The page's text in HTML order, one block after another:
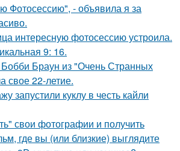
Фотосессию", - объявила я за
интересную фотосессию устроила.
9: 16.
Браун из "Очень Странных
свое 22-летие.
запустили куклу в честь кайли
свои фотографии и получить
где вы (или близкие) выглядите